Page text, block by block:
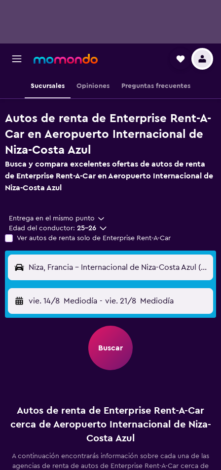
Sucursales Opiniones Preguntas frecuentes
Autos de renta de Enterprise Rent-A-
Car en Aeropuerto Internacional de
Niza-Costa Azul
Busca y compara excelentes ofertas de autos de renta
de Enterprise Rent-A-Car en Aeropuerto Internacional de
Niza-Costa Azul
Entrega en el mismo punto
Edad del conductor: 25-26
Ver autos de renta solo de Enterprise Rent-A-Car
Niza, Francia - Internacional de Niza-Costa Azul (NCE)
vie. 14/8 Mediodía - vie. 21/8 Mediodía
Buscar
Autos de renta de Enterprise Rent-A-Car
cerca de Aeropuerto Internacional de Niza-
Costa Azul
A continuación encontrarás información sobre cada una de las
agencias de renta de autos de Enterprise Rent-A-Car cerca de